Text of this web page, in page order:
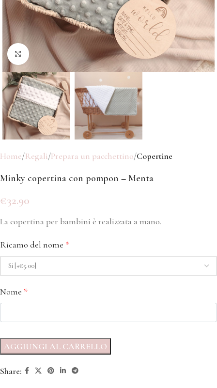
Click to enlarge
Home Regali Prepara un pacchettino Copertine
Minky copertina con pompon – Menta
€32.90
La copertina per bambini è realizzata a mano.
Ricamo del nome *
Nome *
AGGIUNGI AL CARRELLO
Share: